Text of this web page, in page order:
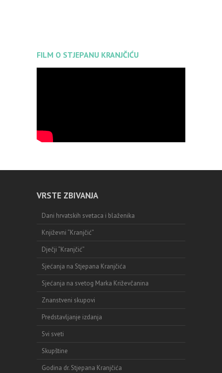
FILM O STJEPANU KRANJČIĆU
VRSTE ZBIVANJA
Dani hrvatskih svetaca i blaženika
Književni “Kranjčić”
Dječji “Kranjčić”
Sjećanja na Stjepana Kranjčića
Sjećanja na svetog Marka Križevčanina
Znanstveni skupovi
Predstavljanje izdanja
Svi sveti
Skupštine
Godina dr. Stjepana Kranjčića